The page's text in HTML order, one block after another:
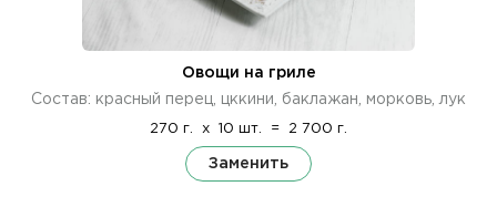
Овощи на гриле
Состав: красный перец, цккини, баклажан, морковь, лук
270 г. x 10 шт. = 2 700 г.
Заменить